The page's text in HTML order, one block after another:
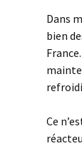
Dans
bien
Ce